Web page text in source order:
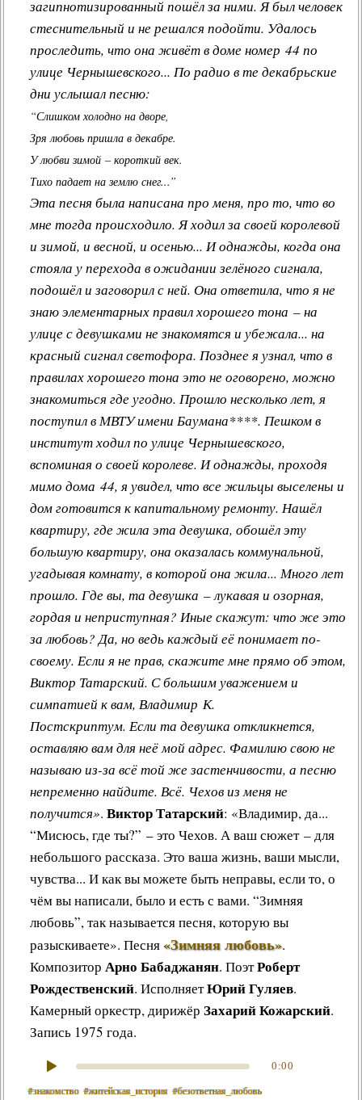
загипнотизированный пошёл за ними. Я был человек
стеснительный и не решался подойти. Удалось
проследить, что она живёт в доме номер 44 по
улице Чернышевского... По радио в те декабрьские
дни услышал песню:
“Слишком холодно на дворе,
Зря любовь пришла в декабре.
У любви зимой – короткий век.
Тихо падает на землю снег...”
Эта песня была написана про меня, про то, что во
мне тогда происходило. Я ходил за своей королевой
и зимой, и весной, и осенью... И однажды, когда она
стояла у перехода в ожидании зелёного сигнала,
подошёл и заговорил с ней. Она ответила, что я не
знаю элементарных правил хорошего тона – на
улице с девушками не знакомятся и убежала... на
красный сигнал светофора. Позднее я узнал, что в
правилах хорошего тона это не оговорено, можно
знакомиться где угодно. Прошло несколько лет, я
поступил в МВТУ имени Баумана****. Пешком в
институт ходил по улице Чернышевского,
вспоминая о своей королеве. И однажды, проходя
мимо дома 44, я увидел, что все жильцы выселены и
дом готовится к капитальному ремонту. Нашёл
квартиру, где жила эта девушка, обошёл эту
большую квартиру, она оказалась коммунальной,
угадывая комнату, в которой она жила... Много лет
прошло. Где вы, та девушка – лукавая и озорная,
гордая и неприступная? Иные скажут: что же это
за любовь? Да, но ведь каждый её понимает по-
своему. Если я не прав, скажите мне прямо об этом,
Виктор Татарский. С большим уважением и
симпатией к вам, Владимир К.
Постскриптум. Если та девушка откликнется,
оставляю вам для неё мой адрес. Фамилию свою не
называю из-за всё той же застенчивости, а песню
непременно найдите. Всё. Чехов из меня не
получится». Виктор Татарский: «Владимир, да...
“Мисюсь, где ты?” – это Чехов. А ваш сюжет – для
небольшого рассказа. Это ваша жизнь, ваши мысли,
чувства... И как вы можете быть неправы, если то, о
чём вы написали, было и есть с вами. “Зимняя
любовь”, так называется песня, которую вы
разыскиваете». Песня«Зимняя любовь».
Композитор Арно Бабаджанян. ПоэтРоберт
Рождественский. ИсполняетЮрий Гуляев.
Камерный оркестр, дирижёр Захарий Кожарский.
Запись 1975 года.
0:00
#знакомство #житейская_история #безответная_любовь